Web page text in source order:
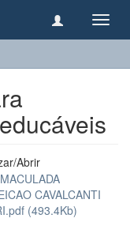
Abrir
CAVALCANTI
(493.4Kb)